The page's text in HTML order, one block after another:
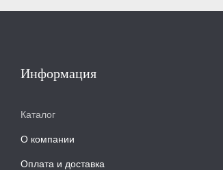
Информация
Каталог
О компании
Оплата и доставка